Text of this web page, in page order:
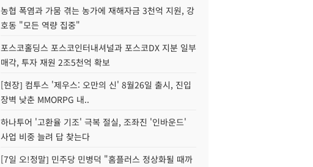
농협 폭염과 가뭄 겪는 농가에 재해자금 3천억 지원, 강
호동 "모든 역량 집중"
포스코홀딩스 포스코인터내셔널과 포스코DX 지분 일부
매각, 투자 재원 2조5천억 확보
[현장] 컴투스 '제우스: 오만의 신' 8월26일 출시, 진입
장벽 낮춘 MMORPG 내..
하나투어 '고환율 기조' 극복 절실, 조좌진 '인바운드'
사업 비중 늘려 답 찾는다
[7일 오!정말] 민주당 민병덕 "홈플러스 정상화될 때까